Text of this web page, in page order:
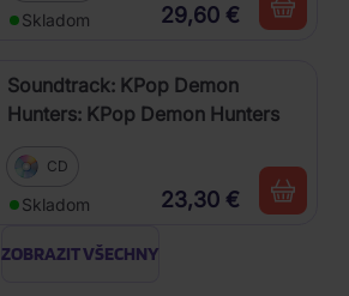
Skladom 29,60 €
Soundtrack: KPop Demon
Hunters: KPop Demon Hunters
CD
Skladom 23,30 €
ZOBRAZIT VŠECHNY